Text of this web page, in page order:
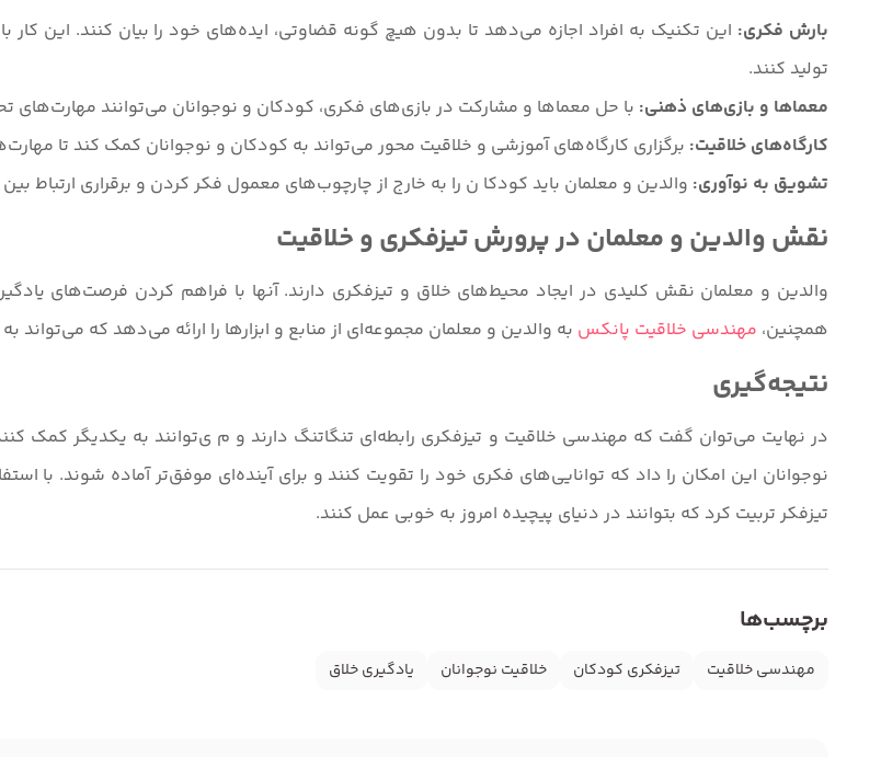
بارش فکری: این تکنیک به افراد اجازه می‌دهد تا بدون هیچ گونه قضاوتی، ایده‌های خود را بیان کنند. این
تولید کنند.
معماها و بازی‌های ذهنی: با حل معماها و مشارکت در بازی‌های فکری، کودکان و نوجوانان می‌توانند مهارت‌های
کارگاه‌های خلاقیت: برگزاری کارگاه‌های آموزشی و خلاقیت محور می‌تواند به کودکان و نوجوانان کمک کند تا
تشویق به نوآوری: والدین و معلمان باید کودکا ن را به خارج از چارچوب‌های معمول فکر کردن و برقراری ارتباط
نقش والدین و معلمان در پرورش تیزفکری و خلاقیت
والدین و معلمان نقش کلیدی در ایجاد محیط‌های خلاق و تیزفکری دارند. آنها با فراهم کردن فرصت‌های
همچنین، مهندسی خلاقیت پانکس به والدین و معلمان مجموعه‌ای از منابع و ابزارها را ارائه می‌دهد که می‌تواند
نتیجه‌گیری
در نهایت می‌توان گفت که مهندسی خلاقیت و تیزفکری رابطه‌ای تنگاتنگ دارند و م ی‌توانند به یکدیگر کمک
نوجوانان این امکان را داد که توانایی‌های فکری خود را تقویت کنند و برای آینده‌ای موفق‌تر آماده شوند. با
تیزفکر تربیت کرد که بتوانند در دنیای پیچیده امروز به خوبی عمل کنند.
برچسب‌ها
مهندسی خلاقیت تیزفکری کودکان خلاقیت نوجوانان یادگیری خلاق